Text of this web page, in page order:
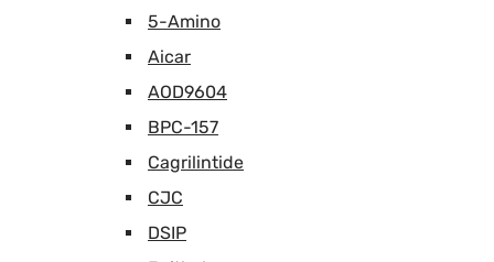
5-Amino
Aicar
AOD9604
BPC-157
Cagrilintide
CJC
DSIP